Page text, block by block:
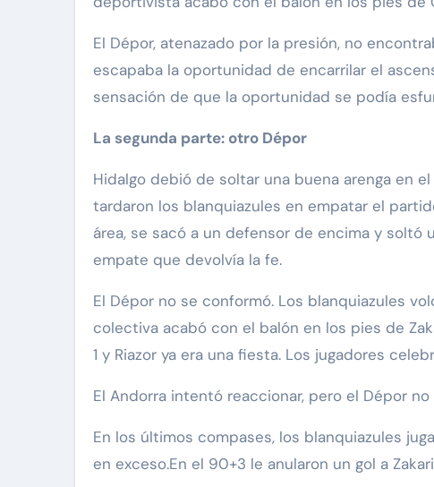
El Dépor, atenazado por la presión, no
escapaba la oportunidad de encarrilar el
sensación de que la oportunidad se podía
La segunda parte: otro Dépor
Hidalgo debió de soltar una buena arenga en
tardaron los blanquiazules en empatar el
área, se sacó a un defensor de encima y soltó
empate que devolvía la fe.
El Dépor no se conformó. Los blanquiazules
colectiva acabó con el balón en los pies de
1 y Riazor ya era una fiesta. Los jugadores
El Andorra intentó reaccionar, pero el Dépor
En los últimos compases, los blanquiazules
en exceso.En el 90+3 le anularon un gol a